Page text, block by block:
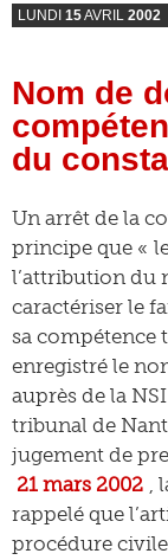
LUNDI 15AVRIL 2002
Nom de
du
Un arrêt de la
principe que «
l’attribution du
caractériser le
sa compétence
enregistré le
auprès de la
tribunal de
jugement de
21 mars 2002 ,
rappelé que
procédure